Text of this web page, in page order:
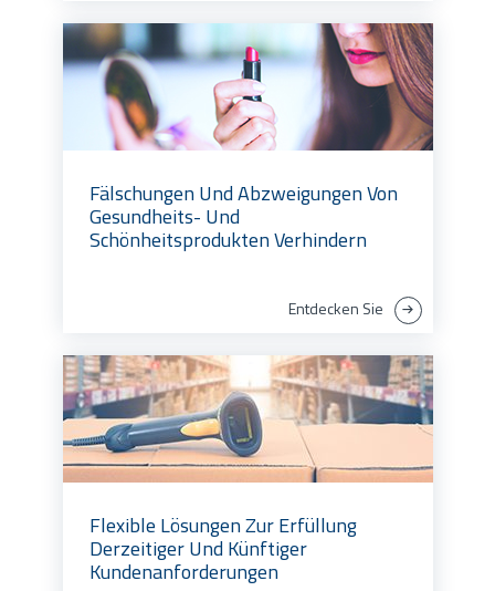
Fälschungen Und Abzweigungen Von
Gesundheits- Und
Schönheitsprodukten Verhindern
Entdecken Sie
Flexible Lösungen Zur Erfüllung
Derzeitiger Und Künftiger
Kundenanforderungen